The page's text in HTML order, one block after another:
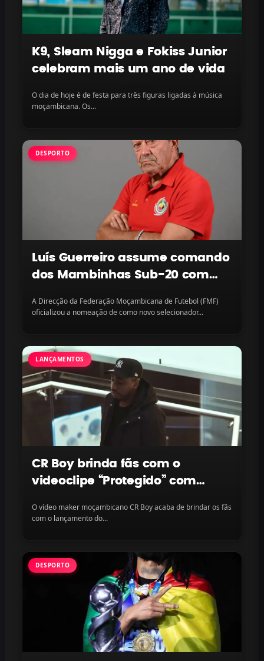
K9, Sleam Nigga e Fokiss Junior
celebram mais um ano de vida
O dia de hoje é de festa para três figuras ligadas à música
moçambicana. Os...
DESPORTO
Luís Guerreiro assume comando
dos Mambinhas Sub-20 com
A Direcção da Federação Moçambicana de Futebol (FMF)
oficializou a nomeação de como novo selecionador...
LANÇAMENTOS
CR Boy brinda fãs com o
videoclipe “Protegido” com
na plataforma
O vídeo maker moçambicano CR Boy acaba de brindar os fãs
com o lançamento do...
DESPORTO